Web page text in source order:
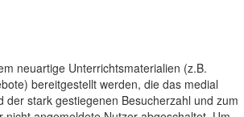
neuartige Unterrichtsmaterialien (z.B.
bereitgestellt werden, die das medial
stark gestiegenen Besucherzahl und zum